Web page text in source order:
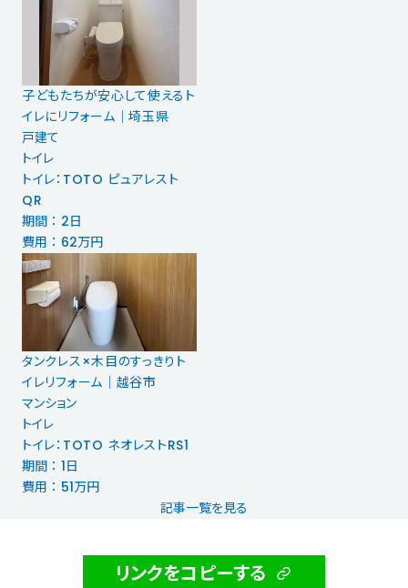
子どもたちが安心して使えるト
イレにリフォーム｜埼玉県
戸建て
トイレ
トイレ：TOTO ピュアレスト
QR
期間 ： 2日
費用 ： 62万円
タンクレス×木目のすっきりト
イレリフォーム｜越谷市
マンション
トイレ
トイレ：TOTO ネオレストRS1
期間 ： 1日
費用 ： 51万円
記事一覧を見る
リンクをコピーする